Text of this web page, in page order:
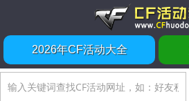
2026年CF活动大全